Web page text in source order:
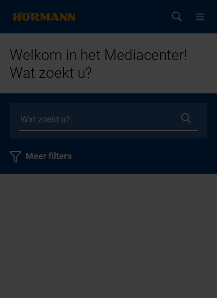
Welkom in het Mediacenter!
Wat zoekt u?
Meer filters